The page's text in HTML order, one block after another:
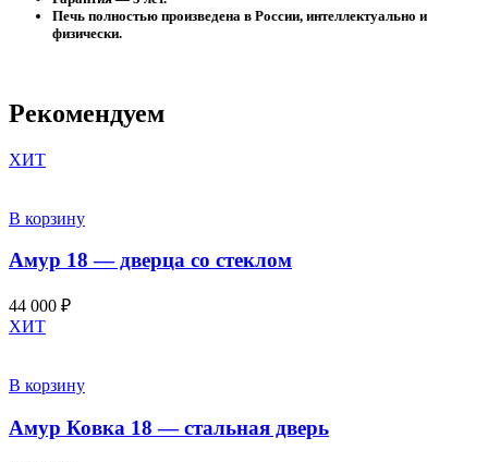
Печь полностью произведена в России, интеллектуально и
физически.
Рекомендуем
ХИТ
В корзину
Амур 18 — дверца со стеклом
44 000 ₽
ХИТ
В корзину
Амур Ковка 18 — стальная дверь